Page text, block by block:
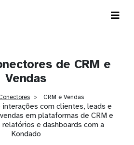
de CRM e
Vendas
CRM e Vendas
interações com clientes, leads e
em plataformas de CRM e
relatórios e dashboards com a
Kondado